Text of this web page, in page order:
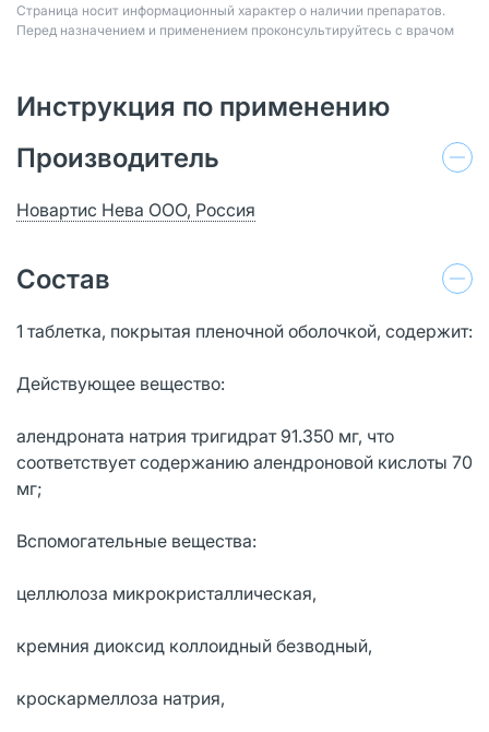
Страница носит информационный характер о наличии препаратов.
Перед назначением и применением проконсультируйтесь с врачом
Инструкция по применению
Производитель
Новартис Нева ООО, Россия
Состав
1 таблетка, покрытая пленочной оболочкой, содержит:
Действующее вещество:
алендроната натрия тригидрат 91.350 мг, что
соответствует содержанию алендроновой кислоты 70
мг;
Вспомогательные вещества:
целлюлоза микрокристаллическая,
кремния диоксид коллоидный безводный,
кроскармеллоза натрия,